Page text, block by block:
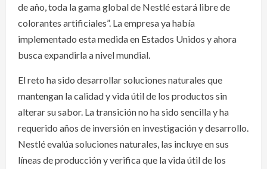
de año, toda la gama global de Nestlé estará libre de
colorantes artificiales”. La empresa ya había
implementado esta medida en Estados Unidos y ahora
busca expandirla a nivel mundial.
El reto ha sido desarrollar soluciones naturales que
mantengan la calidad y vida útil de los productos sin
alterar su sabor. La transición no ha sido sencilla y ha
requerido años de inversión en investigación y desarrollo.
Nestlé evalúa soluciones naturales, las incluye en sus
líneas de producción y verifica que la vida útil de los